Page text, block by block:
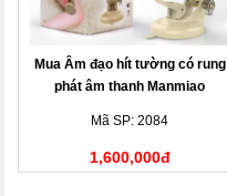
Mua Âm đạo hít tường có rung
phát âm thanh Manmiao
Mã SP: 2084
1,600,000đ